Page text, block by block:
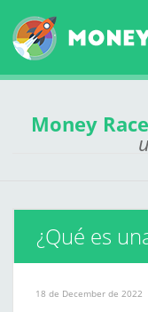
Money Race
¿Qué es
18 de December de 2022